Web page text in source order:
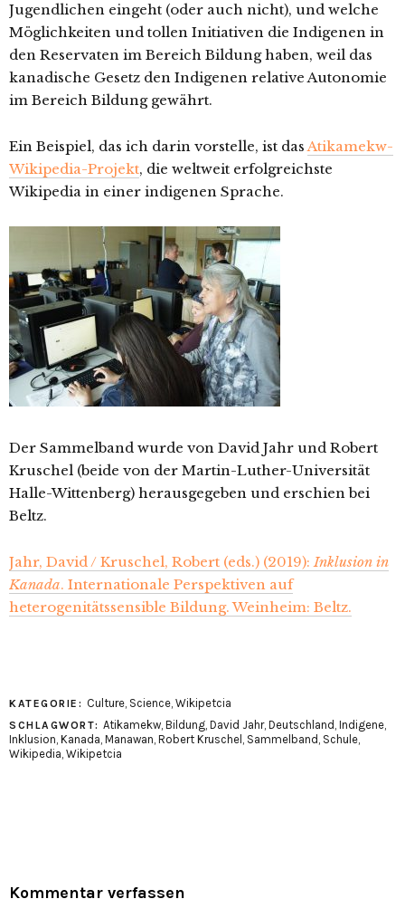
Jugendlichen eingeht (oder auch nicht), und welche
Möglichkeiten und tollen Initiativen die Indigenen in
den Reservaten im Bereich Bildung haben, weil das
kanadische Gesetz den Indigenen relative Autonomie
im Bereich Bildung gewährt.
Ein Beispiel, das ich darin vorstelle, ist dasAtikamekw-
Wikipedia-Projekt, die weltweit erfolgreichste
Wikipedia in einer indigenen Sprache.
Der Sammelband wurde von David Jahr und Robert
Kruschel (beide von der Martin-Luther-Universität
Halle-Wittenberg) herausgegeben und erschien bei
Beltz.
Jahr, David / Kruschel, Robert (eds.) (2019):Inklusion in
Kanada. Internationale Perspektiven auf
heterogenitätssensible Bildung. Weinheim: Beltz.
KATEGORIE: Culture, Science, Wikipetcia
SCHLAGWORT: Atikamekw, Bildung, David Jahr, Deutschland , Indigene,
Inklusion, Kanada, Manawan, Robert Kruschel , Sammelband , Schule,
Wikipedia, Wikipetcia
Kommentar verfassen